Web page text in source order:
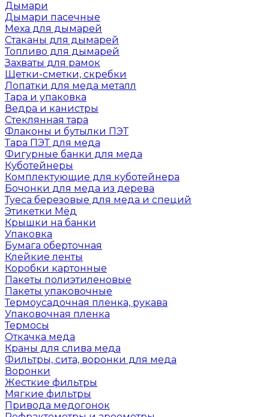
Дымари
Дымари пасечные
Меха для дымарей
Стаканы для дымарей
Топливо для дымарей
Захваты для рамок
Щетки-сметки, скребки
Лопатки для меда металл
Тара и упаковка
Ведра и канистры
Стеклянная тара
Флаконы и бутылки ПЭТ
Тара ПЭТ для меда
Фигурные банки для меда
Куботейнеры
Комплектующие для куботейнера
Бочонки для меда из дерева
Туеса березовые для меда и специй
Этикетки Мёд
Крышки на банки
Упаковка
Бумага оберточная
Клейкие ленты
Коробки картонные
Пакеты полиэтиленовые
Пакеты упаковочные
Термоусадочная пленка, рукава
Упаковочная пленка
Термосы
Откачка меда
Краны для слива меда
Фильтры, сита, воронки для меда
Воронки
Жесткие фильтры
Мягкие фильтры
Привода медогонок